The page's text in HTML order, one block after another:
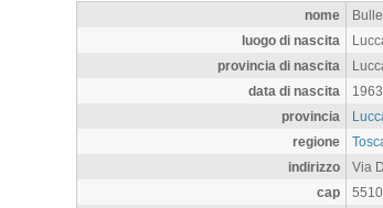
nome
luogo di nascita
provincia di nascita
data di nascita
provincia
regione
indirizzo
Via
cap